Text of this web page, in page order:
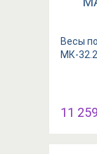
Весы
МК-
11